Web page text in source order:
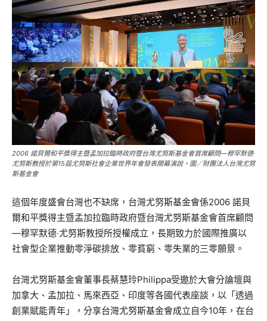
2006 諾貝爾和平獎得主暨孟加拉臨時政府暨台灣尤努斯基金會首席顧問—穆罕默德‧
尤努斯教授於第15屆尤努斯社會企業世界年會發表開幕演說。圖／財團法人台灣尤努
斯基金會
這個年度盛會台灣也不缺席，台灣尤努斯基金會係2006 諾貝
爾和平獎得主暨孟加拉臨時政府暨台灣尤努斯基金會首席顧問
—穆罕默德‧尤努斯教授所授權成立，長期致力於國際推廣以
社會型企業推動零淨碳排放、零貧窮、零失業的三零願景。
台灣尤努斯基金會董事長蔡慧玲Philippa受邀於大會分論壇與
加拿大、孟加拉、馬來西亞、印度等各國代表座談，以「透過
創業賦能青年」，分享台灣尤努斯基金會成立自今10年，在台